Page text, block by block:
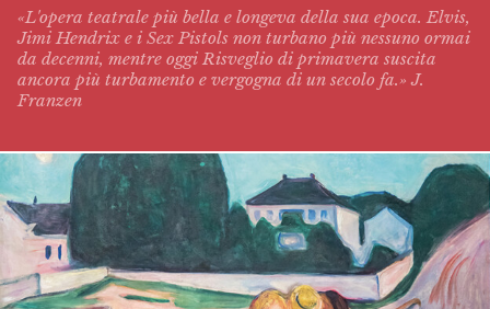
«L'opera teatrale più bella e longeva della sua epoca. Elvis,
Jimi Hendrix e i Sex Pistols non turbano più nessuno ormai
da decenni, mentre oggi Risveglio di primavera suscita
ancora più turbamento e vergogna di un secolo fa.» J.
Franzen